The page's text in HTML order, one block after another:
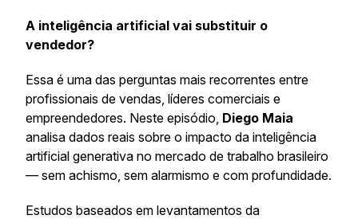
A inteligência artificial vai substituir o
vendedor?
Essa é uma das perguntas mais recorrentes entre
profissionais de vendas, líderes comerciais e
empreendedores. Neste episódio, Diego Maia
analisa dados reais sobre o impacto da inteligência
artificial generativa no mercado de trabalho brasileiro
— sem achismo, sem alarmismo e com profundidade.
Estudos baseados em levantamentos da